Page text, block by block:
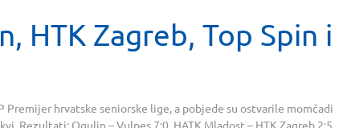
HTK Zagreb, Top Spin i
Premijer hrvatske seniorske lige, a pobjede su ostvarile momčadi
Rezultati: Ogulin – Vulpes 7:0, HATK Mladost – HTK Zagreb 2:5,